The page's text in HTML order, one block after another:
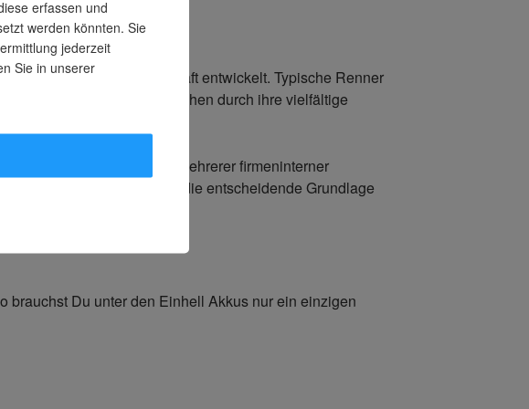
einem echten Kerngeschäft entwickelt. Typische Renner
Kompressoren bestechen durch ihre vielfältige
Vormarsch. Ungeachtet mehrerer firmeninterner
Sie ist und bleibt die entscheidende Grundlage
Du unter den Einhell Akkus nur ein einzigen
erfassen und
werden könnten. Sie
jederzeit
Sie in unserer